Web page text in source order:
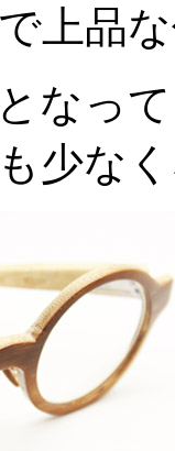
上品
なっ
少な